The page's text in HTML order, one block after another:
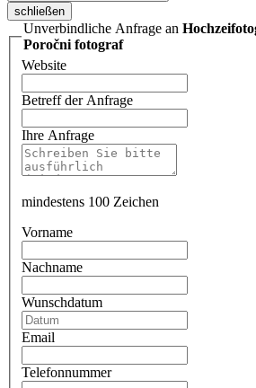
schließen
Unverbindliche Anfrage an
Poročni fotograf
Website
Betreff der Anfrage
Ihre Anfrage
mindestens 100 Zeichen
Vorname
Nachname
Wunschdatum
Email
Telefonnummer